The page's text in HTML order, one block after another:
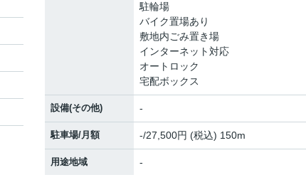
駐輪場
バイク置場あり
敷地内ごみ置き場
インターネット対応
オートロック
宅配ボックス
設備(その他) -
駐車場/月額 -/27,500円 (税込) 150m
用途地域 -